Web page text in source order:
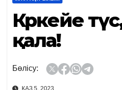
Көркейе
қала!
Бөлісу: